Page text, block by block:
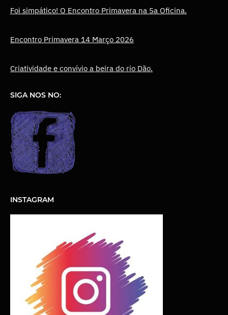
Foi simpático! O Encontro Primavera na 5a Oficina.
Encontro Primavera 14 Março 2026
Criatividade e convívio a beira do rio Dão.
SIGA NOS NO:
INSTAGRAM